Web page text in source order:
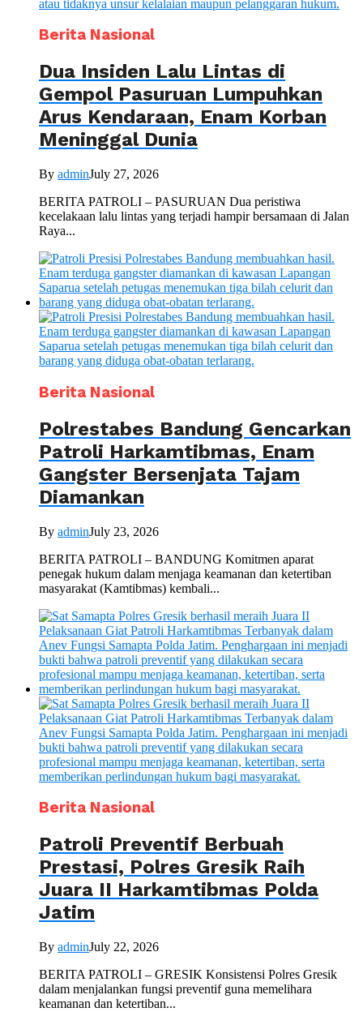
Berita Nasional
Dua Insiden Lalu Lintas di
Gempol Pasuruan Lumpuhkan
Arus Kendaraan, Enam Korban
Meninggal Dunia
By adminJuly 27, 2026
BERITA PATROLI – PASURUAN Dua peristiwa
kecelakaan lalu lintas yang terjadi hampir bersamaan di Jalan
Raya...
Berita Nasional
Polrestabes Bandung Gencarkan
Patroli Harkamtibmas, Enam
Gangster Bersenjata Tajam
Diamankan
By adminJuly 23, 2026
BERITA PATROLI – BANDUNG Komitmen aparat
penegak hukum dalam menjaga keamanan dan ketertiban
masyarakat (Kamtibmas) kembali...
Berita Nasional
Patroli Preventif Berbuah
Prestasi, Polres Gresik Raih
Juara II Harkamtibmas Polda
Jatim
By adminJuly 22, 2026
BERITA PATROLI – GRESIK Konsistensi Polres Gresik
dalam menjalankan fungsi preventif guna memelihara
keamanan dan ketertiban...